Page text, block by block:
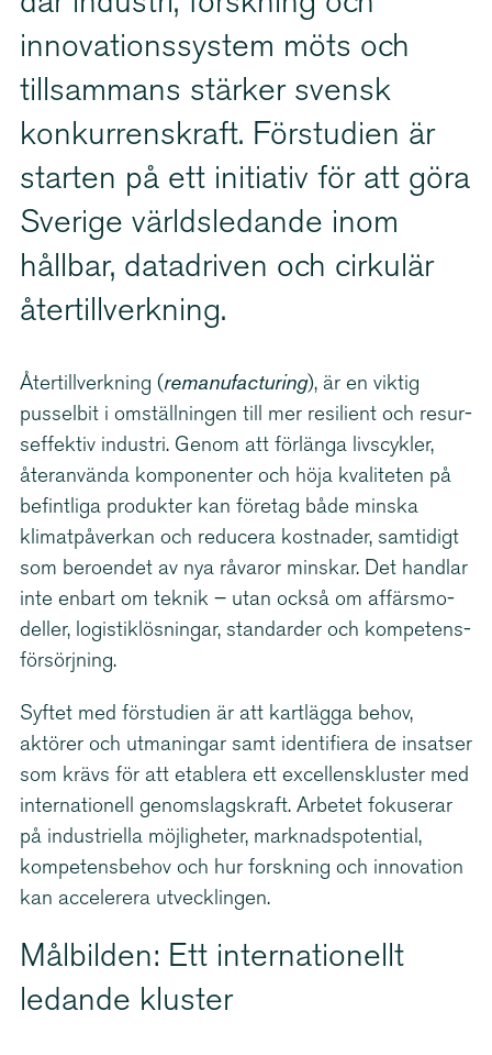
innova­tions­system möts och
tillsammans stärker svensk
konkur­rens­kraft. Förstudien är
starten på ett initiativ för att göra
Sverige världsledande inom
hållbar, datadriven och cirkulär
återtill­verkning.
Återtill­verkning (remanu­facturing), är en viktig
pusselbit i omställningen till mer resilient och resur­
sef­fektiv industri. Genom att förlänga livscykler,
återanvända komponenter och höja kvaliteten på
befintliga produkter kan företag både minska
klimat­på­verkan och reducera kostnader, samtidigt
som beroendet av nya råvaror minskar. Det handlar
inte enbart om teknik – utan också om affärsmo­
deller, logistik­lös­ningar, standarder och kompe­tens­
för­sörjning.
Syftet med förstudien är att kartlägga behov,
aktörer och utmaningar samt identifiera de insatser
som krävs för att etablera ett excel­lenskluster med
inter­na­tionell genom­slags­kraft. Arbetet fokuserar
på industriella möjligheter, marknads­po­tential,
kompe­tens­behov och hur forskning och innovation
kan accelerera utvecklingen.
Målbilden: Ett inter­na­tio­nellt
ledande kluster